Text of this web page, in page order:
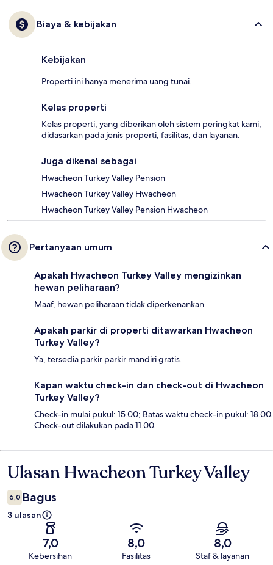
Biaya & kebijakan
Kebijakan
Properti ini hanya menerima uang tunai.
Kelas properti
Kelas properti, yang diberikan oleh sistem peringkat kami,
didasarkan pada jenis properti, fasilitas, dan layanan.
Juga dikenal sebagai
Hwacheon Turkey Valley Pension
Hwacheon Turkey Valley Hwacheon
Hwacheon Turkey Valley Pension Hwacheon
Pertanyaan umum
Apakah Hwacheon Turkey Valley mengizinkan
hewan peliharaan?
Maaf, hewan peliharaan tidak diperkenankan.
Apakah parkir di properti ditawarkan Hwacheon
Turkey Valley?
Ya, tersedia parkir parkir mandiri gratis.
Kapan waktu check-in dan check-out di Hwacheon
Turkey Valley?
Check-in mulai pukul: 15.00; Batas waktu check-in pukul: 18.00.
Check-out dilakukan pada 11.00.
Ulasan
Ulasan Hwacheon Turkey Valley
6,0 Bagus
3 ulasan
7,0
Kebersihan
8,0
Fasilitas
8,0
Staf & layanan